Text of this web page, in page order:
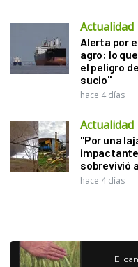
Actualidad
Alerta por
agro: lo
el peligro
sucio"
hace 4 días
Actualidad
"Por una
sobrevivió
hace 4 días
El